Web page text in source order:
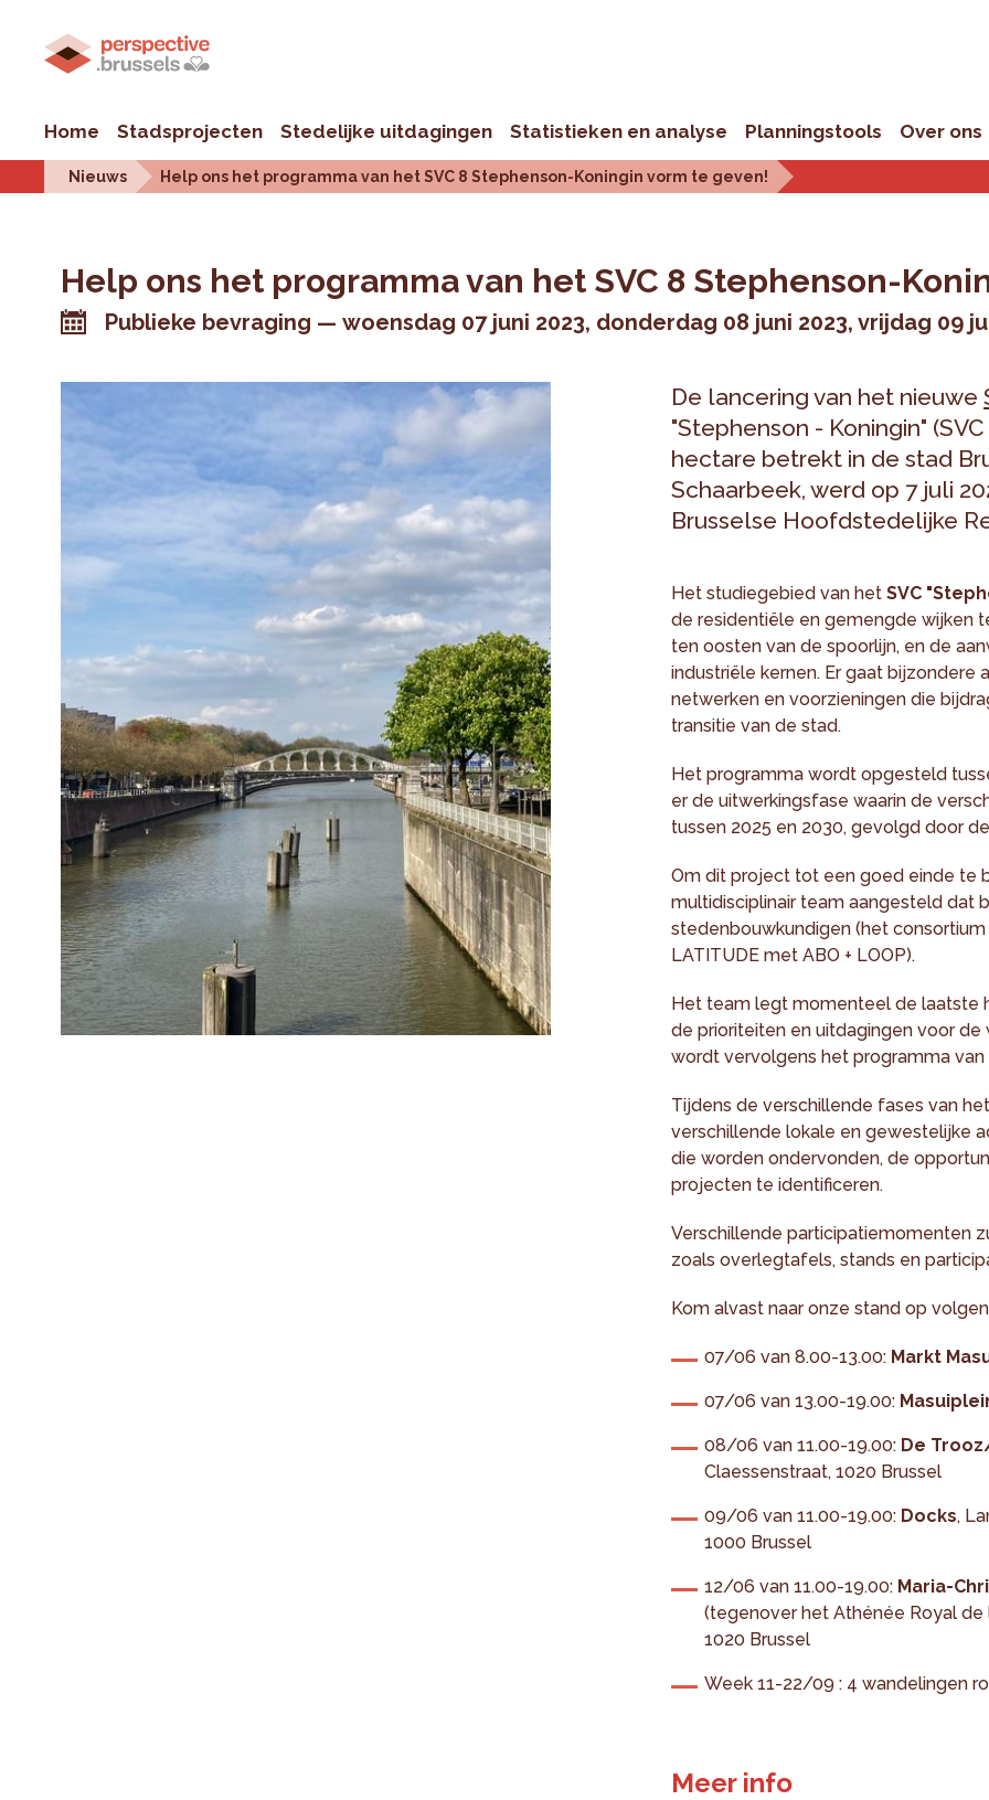
Home Stadsprojecten Stedelijke uitdagingen Statistieken en analyse Planningstools Over ons
Nieuws Help ons het programma van het SVC 8 Stephenson-Koningin vorm te geven!
Help ons het programma van het SVC 8 Stephenson-
Publieke bevraging woensdag 07 juni 2023 donderdag 08 juni 2023 vrijdag 09
De lancering van het nieuwe
"Stephenson - Koningin"
hectare betrekt in de stad
Schaarbeek, werd op 7 juli
Brusselse Hoofdstedelijke
Het studiegebied van hetSVC
de residentiële en gemengde wijken
ten oosten van de spoorlijn, en de
industriële kernen. Er gaat bijzondere
netwerken en voorzieningen die
transitie van de stad.
Het programma wordt opgesteld
er de uitwerkingsfase waarin de
tussen 2025 en 2030, gevolgd door
Om dit project tot een goed einde te
multidisciplinair team aangesteld dat
stedenbouwkundigen (het consortium
LATITUDE met ABO + LOOP).
Het team legt momenteel de laatste
de prioriteiten en uitdagingen voor de
wordt vervolgens het programma
Tijdens de verschillende fases van
verschillende lokale en gewestelijke
die worden ondervonden, de
projecten te identificeren.
Verschillende participatiemomenten
zoals overlegtafels, stands en
Kom alvast naar onze stand op
07/06 van 8.00-13.00: Markt
07/06 van 13.00-19.00:
08/06 van 11.00-19.00: De
Claessenstraat, 1020 Brussel
09/06 van 11.00-19.00: Docks,
1000 Brussel
12/06 van 11.00-19.00: Maria-
(tegenover het Athénée Royal de
1020 Brussel
Week 11-22/09 : 4 wandelingen
Meer info